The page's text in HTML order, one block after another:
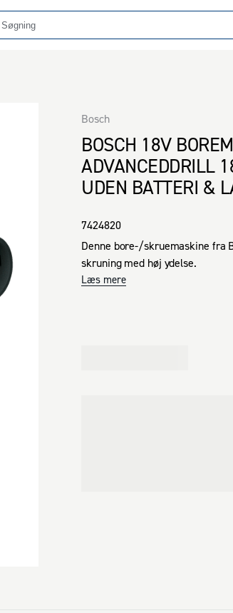
BOSCH 18V
ADVANCEDDRILL
UDEN BATTERI &
Bosch
7424820
Denne bore-/skruemaskine fra
skruning med høj ydelse.
Læs mere